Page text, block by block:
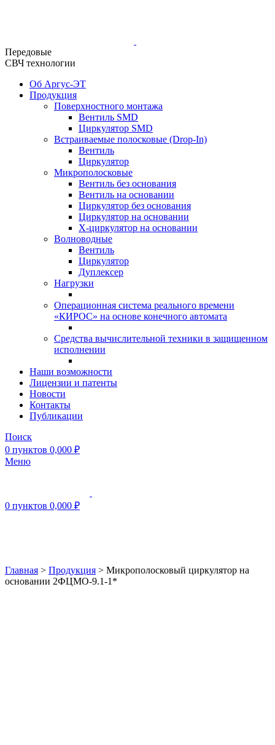
Передовые
СВЧ технологии
Об Аргус-ЭТ
Продукция
Поверхностного монтажа
Вентиль SMD
Циркулятор SMD
Встраиваемые полосковые (Drop-In)
Вентиль
Циркулятор
Микрополосковые
Вентиль без основания
Вентиль на основании
Циркулятор без основания
Циркулятор на основании
Х-циркулятор на основании
Волноводные
Вентиль
Циркулятор
Дуплексер
Нагрузки
Операционная система реального времени
«КИРОС» на основе конечного автомата
Средства вычислительной техники в защищенном
исполнении
Наши возможности
Лицензии и патенты
Новости
Контакты
Публикации
Поиск
0 пунктов 0,000 ₽
Меню
0 пунктов 0,000 ₽
Главная > Продукция > Микрополосковый циркулятор на
основании 2ФЦМО-9.1-1*